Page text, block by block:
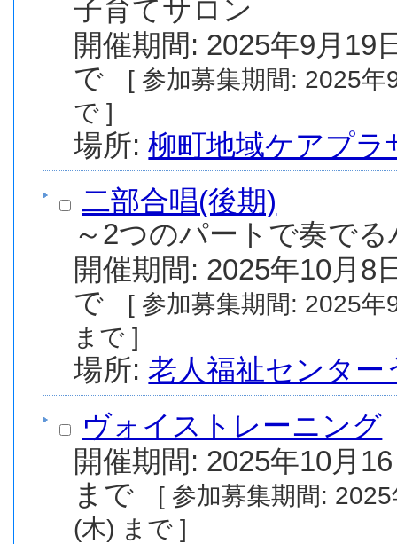
子育てサロン
開催期間: 2025年9月19
[ 参加募集期間: 2025年9月1日(月) から 2026年3月19日(木) ま
で ]
場所:柳町地域ケアプラ
二部合唱(後期)
～2つのパートで奏で
開催期間: 2025年10月8
[ 参加募集期間: 2025年9月11日(木) から 2025年9月18日(木)
まで ]
場所:老人福祉センター
ヴォイストレーニング
開催期間: 2025年10月
[ 参加募集期間: 2025年10月11日(土) から 2025年11月13日
(木) まで ]